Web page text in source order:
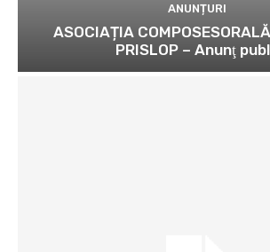
ANUNȚURI
ASOCIAȚIA
PRISLOP – Anunţ